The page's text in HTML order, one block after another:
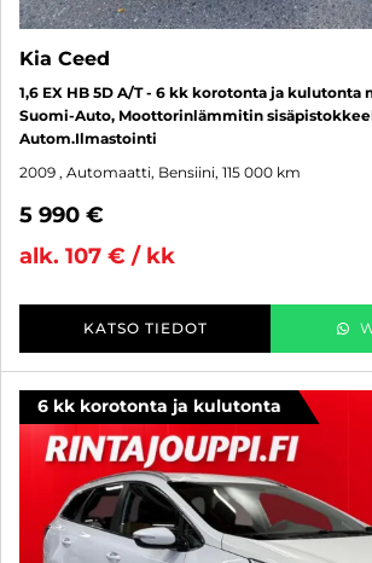
Kia Ceed
1,6 EX HB 5D A/T - 6 kk korotonta ja kulutonta
Suomi-Auto, Moottorinlämmitin
Autom.Ilmastointi
2009 , Automaatti, Bensiini, 115 000 km
5 990 €
alk. 107 € / kk
KATSO TIEDOT
6 kk korotonta ja kulutonta